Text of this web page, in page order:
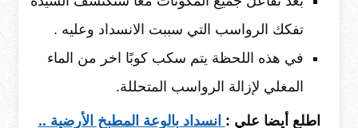
تفكك الرواسب التي سببت الانسداد وعليه .
في هذه اللحظة يتم سكب كوبًا اخر من الماء
المغلي لإزالة الرواسب المتحللة.
اطلع أيضا علي : انسداد بالوعة المطبخ الأرضية ..